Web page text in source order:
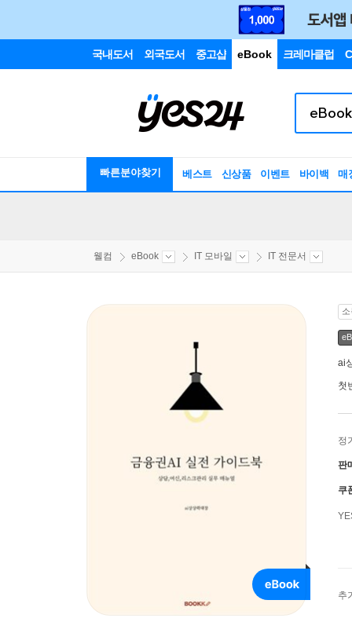
국내도서 외국도서 중고샵 eBook 크레마클럽
빠른분야찾기 베스트 신상품 이벤트 바이백 매
웰컴 eBook IT 모바일 IT 전문서
ai
첫
정
판
쿠
추